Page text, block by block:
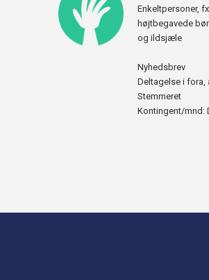
Enkeltpersoner,
højtbegavede
og ildsjæle
Nyhedsbrev
Deltagelse i fora,
Stemmeret
Kontingent/mnd: